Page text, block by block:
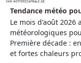
Tendance météo
Le mois d'août 2026
météorologiques
Première décade :
et fortes chaleurs